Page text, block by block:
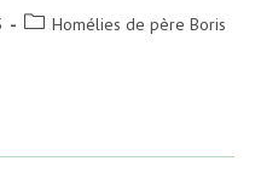
PostHomélies de père Boris